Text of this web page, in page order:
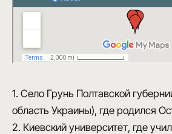
1. Село Грунь Полтавской
область Украины), где родился
2. Киевский университет, где